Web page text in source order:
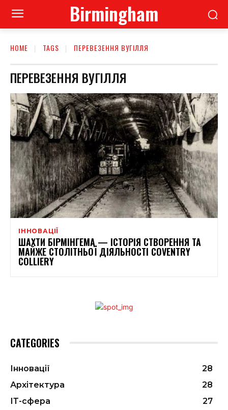
Birmingham
HOME TAGS ПЕРЕВЕЗЕННЯ ВУГІЛЛЯ
ПЕРЕВЕЗЕННЯ ВУГІЛЛЯ
ІННОВАЦІЇ
ШАХТИ БІРМІНГЕМА — ІСТОРІЯ СТВОРЕННЯ ТА
МАЙЖЕ СТОЛІТНЬОЇ ДІЯЛЬНОСТІ COVENTRY
COLLIERY
CATEGORIES
Інновації
28
Архітектура
28
ІТ-сфера
27